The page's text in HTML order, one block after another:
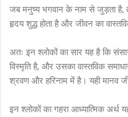
जब मनुष्य भगवान के नाम से जुड़ता है,
हृदय शुद्ध होता है और जीवन का
अतः इन श्लोकों का सार यह है कि
विस्मृति है, और उसका वास्तविक
श्रवण और हरिनाम में है। यही मानव
इन श्लोकों का गहरा आध्यात्मिक